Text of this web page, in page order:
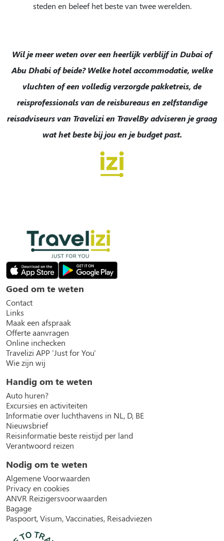
steden en beleef het beste van twee werelden.
Wil je meer weten over een heerlijk verblijf in Dubai of
Abu Dhabi of beide? Welke hotel accommodatie, welke
vluchten of een volledig verzorgde pakketreis, de
reisprofessionals van de reisbureaus en zelfstandige
reisadviseurs van Travelizi en TravelBy adviseren je graag
wat het beste bij jou en je budget past.
Goed om te weten
Contact
Links
Maak een afspraak
Offerte aanvragen
Online inchecken
Travelizi APP 'Just for You'
Wie zijn wij
Handig om te weten
Auto huren?
Excursies en activiteiten
Informatie over luchthavens in NL, D, BE
Nieuwsbrief
Reisinformatie beste reistijd per land
Verantwoord reizen
Nodig om te weten
Algemene Voorwaarden
Privacy en cookies
ANVR Reizigersvoorwaarden
Bagage
Paspoort, Visum, Vaccinaties, Reisadviezen